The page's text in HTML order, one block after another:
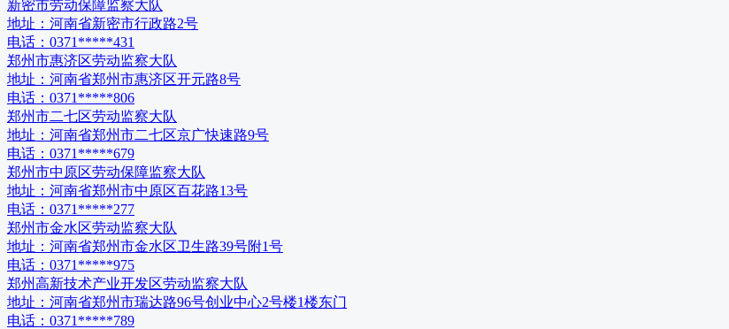
新密市劳动保障监察大队
地址： 河南省新密市行政路2号
电话： 0371*****431
郑州市惠济区劳动监察大队
地址： 河南省郑州市惠济区开元路8号
电话： 0371*****806
郑州市二七区劳动监察大队
地址： 河南省郑州市二七区京广快速路9号
电话： 0371*****679
郑州市中原区劳动保障监察大队
地址： 河南省郑州市中原区百花路13号
电话： 0371*****277
郑州市金水区劳动监察大队
地址： 河南省郑州市金水区卫生路39号附1号
电话： 0371*****975
郑州高新技术产业开发区劳动监察大队
地址： 河南省郑州市瑞达路96号创业中心2号楼1楼东门
电话： 0371*****789